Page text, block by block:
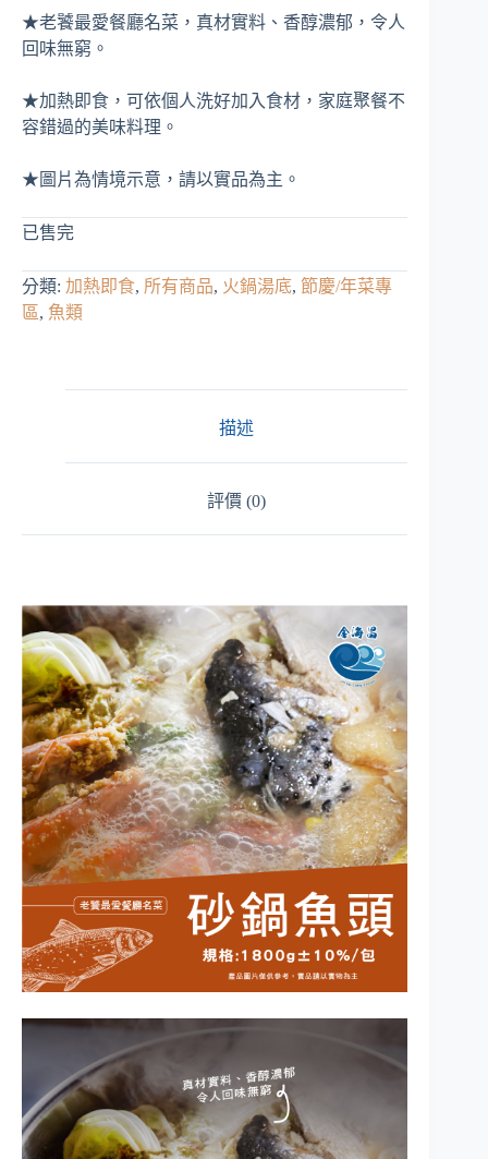
NT$ 750。
NT$ 399。
★老饕最愛餐廳名菜，真材實料、香醇濃郁，令人
回味無窮。
★加熱即食，可依個人洗好加入食材，家庭聚餐不
容錯過的美味料理。
★圖片為情境示意，請以實品為主。
已售完
分類: 加熱即食, 所有商品, 火鍋湯底, 節慶/年菜專
區, 魚類
描述
評價 (0)